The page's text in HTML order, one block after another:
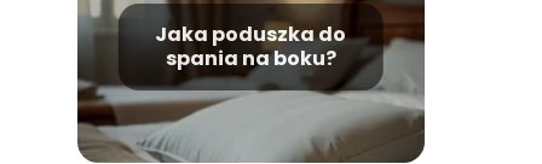
Jaka poduszka do
spania na boku?